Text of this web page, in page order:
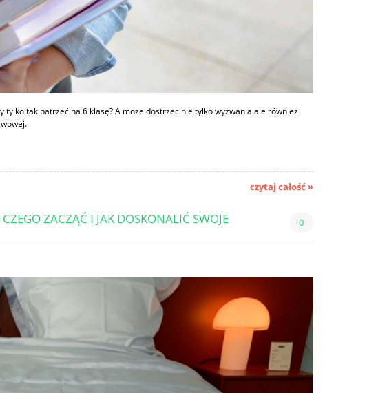
tak patrzeć na 6 klasę? A może dostrzec nie tylko wyzwania ale również
czytaj całość »
ZACZĄĆ I JAK DOSKONALIĆ SWOJE 0